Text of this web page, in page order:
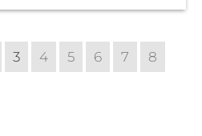
3 4 5 6 7 8